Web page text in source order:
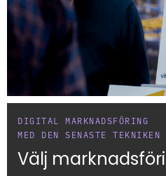
DIGITAL MARKNADSFÖRING
MED DEN SENASTE TEKNIKEN
Välj